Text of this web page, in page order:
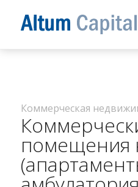
Коммерческая
помещения